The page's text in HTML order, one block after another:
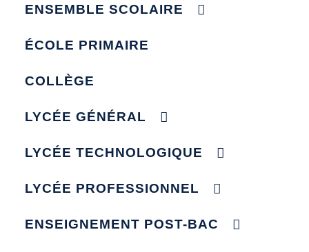
ENSEMBLE SCOLAIRE
ÉCOLE PRIMAIRE
COLLÈGE
LYCÉE GÉNÉRAL
LYCÉE TECHNOLOGIQUE
LYCÉE PROFESSIONNEL
ENSEIGNEMENT POST-BAC